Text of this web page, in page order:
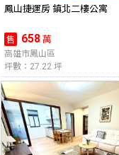
鳳山捷運房 鎮北二樓公寓
售 658 萬
高雄市鳳山區
坪數：27.22 坪